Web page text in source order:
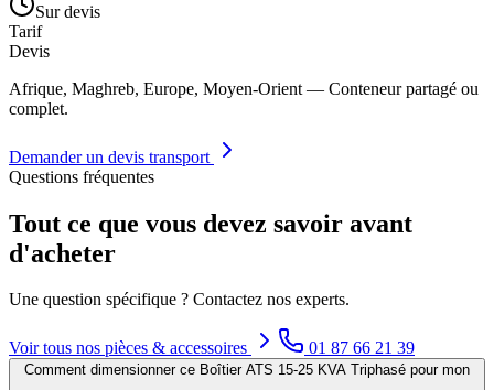
Sur devis
Tarif
Devis
Afrique, Maghreb, Europe, Moyen-Orient — Conteneur partagé ou
complet.
Demander un devis transport
Questions fréquentes
Tout ce que vous devez savoir avant
d'acheter
Une question spécifique ? Contactez nos experts.
Voir tous nos pièces & accessoires 01 87 66 21 39
Comment dimensionner ce Boîtier ATS 15-25 KVA Triphasé pour mon